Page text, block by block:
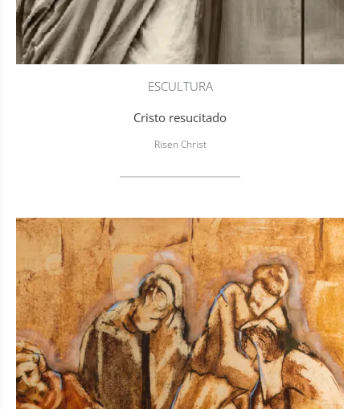
ESCULTURA
Cristo resucitado
Risen Christ